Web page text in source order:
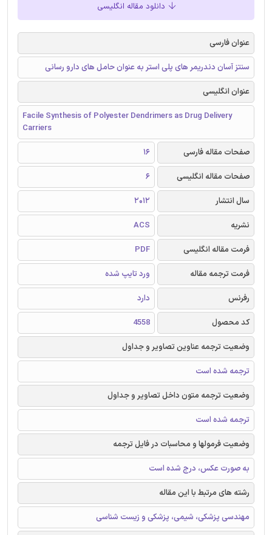
دانلود مقاله انگلیسی
عنوان فارسی
سنتز آسان دندریمر های پلی استر به عنوان حامل های دارو رسانی
عنوان انگلیسی
Facile Synthesis of Polyester Dendrimers as Drug Delivery
Carriers
صفحات مقاله فارسی
16
صفحات مقاله انگلیسی
6
سال انتشار
2012
نشریه
ACS
فرمت مقاله انگلیسی
PDF
فرمت ترجمه مقاله
ورد تایپ شده
رفرنس
دارد
کد محصول
4558
وضعیت ترجمه عناوین تصاویر و جداول
ترجمه شده است
وضعیت ترجمه متون داخل تصاویر و جداول
ترجمه شده است
وضعیت فرمولها و محاسبات در فایل ترجمه
به صورت عکس، درج شده است
رشته های مرتبط با این مقاله
مهندسی پزشکی، شیمی، پزشکی و زیست شناسی